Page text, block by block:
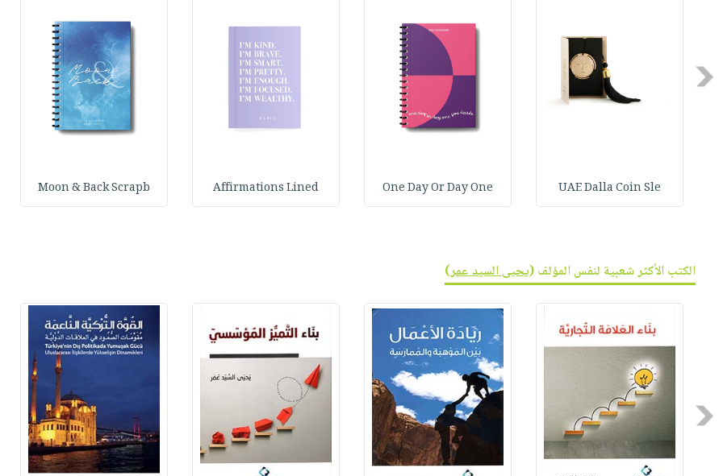
Previous
UAE Dalla Coin Sle
One Day Or Day One
Affirmations Lined
Moon & Back Scrapb
الكتب الأكثر شعبية لنفس المؤلف (يحيى السيد عمر)
Previous